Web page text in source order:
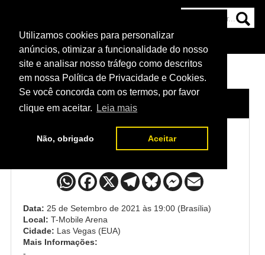
Utilizamos cookies para personalizar
anúncios, otimizar a funcionalidade do nosso
site e analisar nosso tráfego como descritos
em nossa Política de Privacidade e Cookies.
Se você concorda com os termos, por favor
clique em aceitar.
Leia mais
Não, obrigado Aceitar
NOTÍCIAS
HOME EVENTO / UFC 266
UFC 266
Data: 25 de Setembro de 2021 às 19:00 (Brasília)
Local: T-Mobile Arena
Cidade: Las Vegas (EUA)
Mais Informações:
-